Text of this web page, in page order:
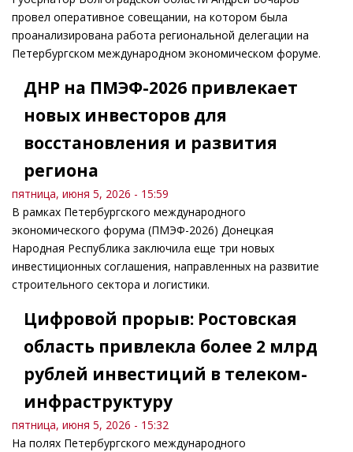
провел оперативное совещании, на котором была
проанализирована работа региональной делегации на
Петербургском международном экономическом форуме.
ДНР на ПМЭФ-2026 привлекает
новых инвесторов для
восстановления и развития
региона
пятница, июня 5, 2026 - 15:59
В рамках Петербургского международного
экономического форума (ПМЭФ-2026) Донецкая
Народная Республика заключила еще три новых
инвестиционных соглашения, направленных на развитие
строительного сектора и логистики.
Цифровой прорыв: Ростовская
область привлекла более 2 млрд
рублей инвестиций в телеком-
инфраструктуру
пятница, июня 5, 2026 - 15:32
На полях Петербургского международного